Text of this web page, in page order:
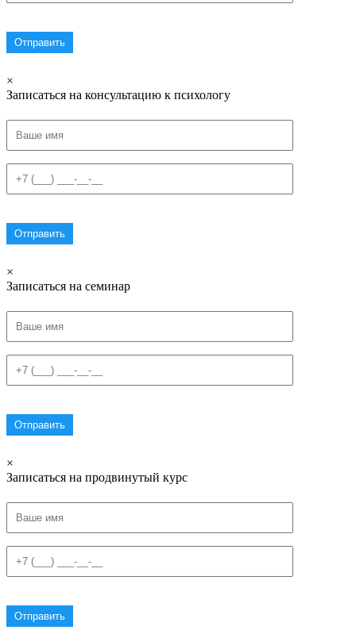
×
Записаться на консультацию к психологу
×
Записаться на семинар
×
Записаться на продвинутый курс